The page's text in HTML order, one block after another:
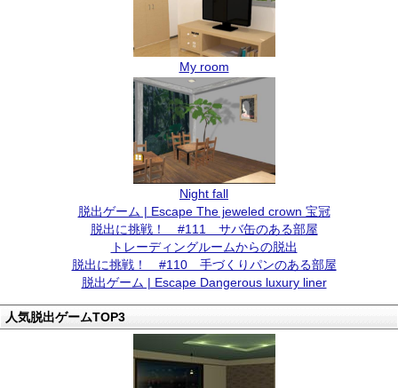
My room
Night fall
脱出ゲーム | Escape The jeweled crown 宝冠
脱出に挑戦！ #111 サバ缶のある部屋
トレーディングルームからの脱出
脱出に挑戦！ #110 手づくりパンのある部屋
脱出ゲーム | Escape Dangerous luxury liner
人気脱出ゲームTOP3